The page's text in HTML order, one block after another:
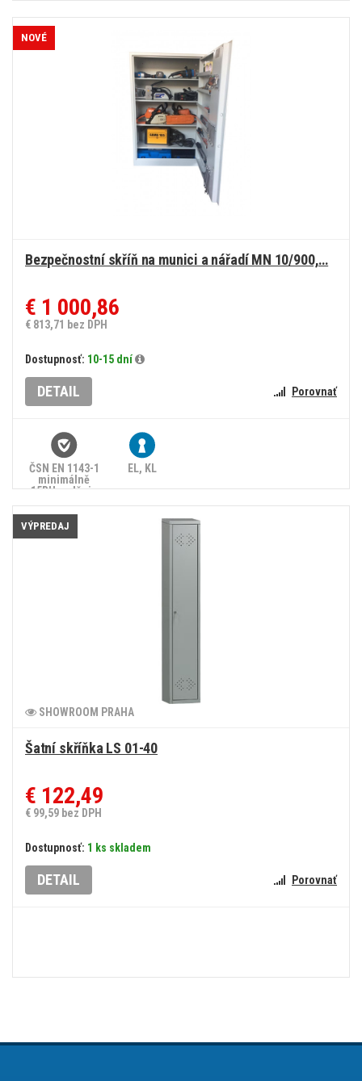
90/2024 Sb.
Bezpečnostní skříň na munici a nářadí MN 10/900,…
€ 1 000,86
€ 813,71 bez DPH
Dostupnosť: 10-15 dní
DETAIL Porovnať
ČSN EN 1143-1
minimálně
15RU, splňuje
90/2024 Sb.
EL, KL
NOVÉ
SHOWROOM PRAHA
Šatní skříňka LS 01-40
€ 122,49
€ 99,59 bez DPH
Dostupnosť: 1 ks skladem
DETAIL Porovnať
VÝPREDAJ